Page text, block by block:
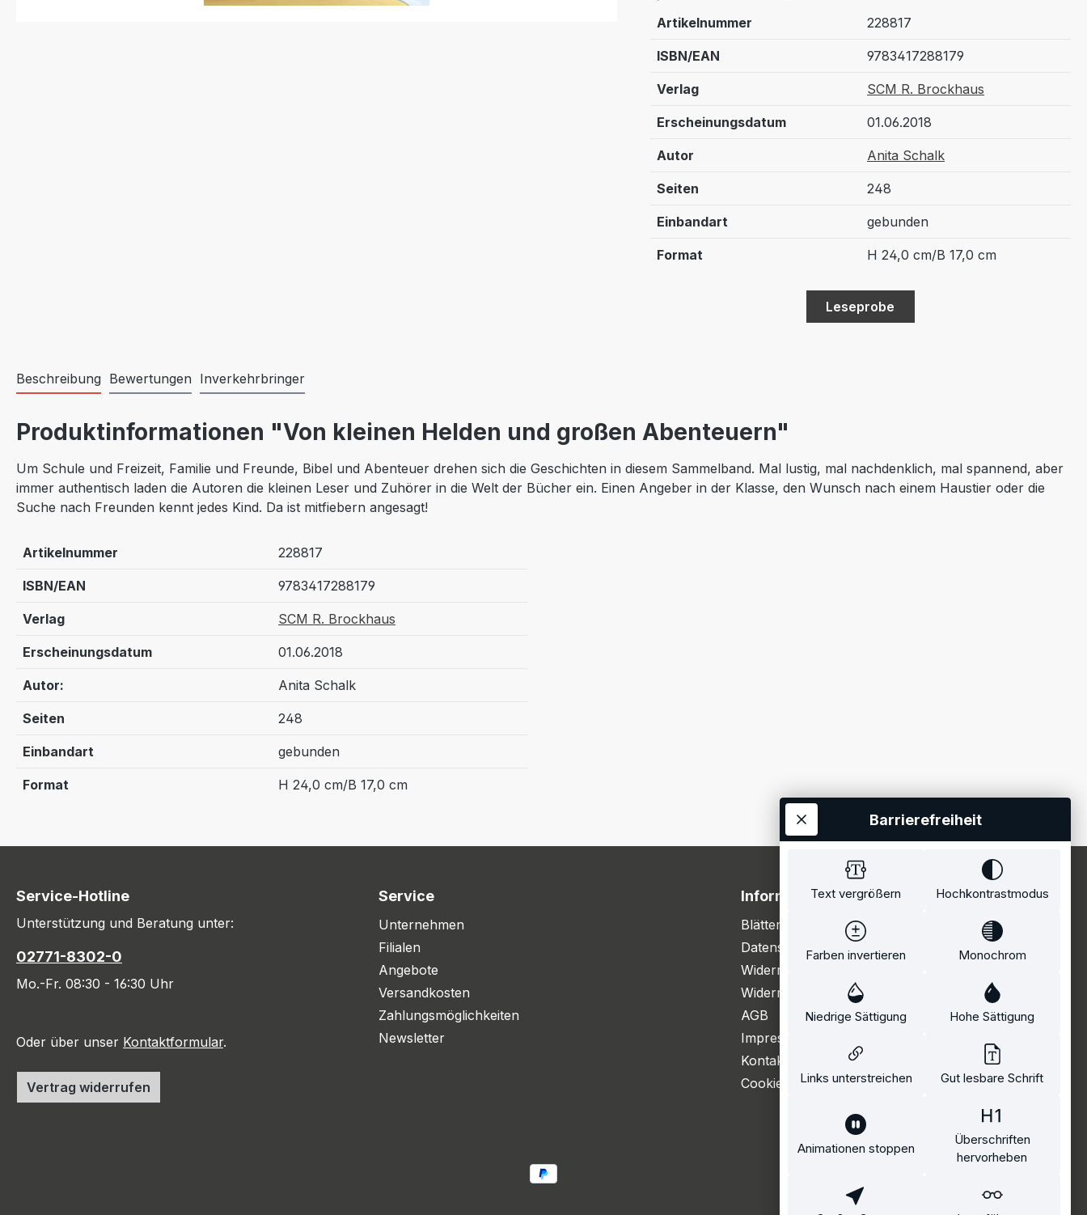
Artikelnummer 228817
ISBN/EAN 9783417288179
Verlag SCM R. Brockhaus
Erscheinungsdatum 01.06.2018
Autor Anita Schalk
Seiten 248
Einbandart gebunden
Format H 24,0 cm/B 17,0 cm
Leseprobe
Beschreibung Bewertungen Inverkehrbringer
Produktinformationen "Von kleinen Helden und großen Abenteuern"
Um Schule und Freizeit, Familie und Freunde, Bibel und Abenteuer drehen sich die Geschichten in diesem Sammelband. Mal lustig, mal nachdenklich, mal spannend, aber
immer authentisch laden die Autoren die kleinen Leser und Zuhörer in die Welt der Bücher ein. Einen Angeber in der Klasse, den Wunsch nach einem Haustier oder die
Suche nach Freunden kennt jedes Kind. Da ist mitfiebern angesagt!
Artikelnummer 228817
ISBN/EAN 9783417288179
Verlag SCM R. Brockhaus
Erscheinungsdatum 01.06.2018
Autor: Anita Schalk
Seiten 248
Einbandart gebunden
Format H 24,0 cm/B 17,0 cm
Service-Hotline
Unterstützung und Beratung unter:
02771-8302-0
Mo.-Fr. 08:30 - 16:30 Uhr
Oder über unser Kontaktformular.
Vertrag widerrufen
Service
Unternehmen
Filialen
Angebote
Versandkosten
Zahlungsmöglichkeiten
Newsletter
Information
Blätterkatalog
Datenschutzerklärung
Widerrufsbelehrung
Widerrufsformular
AGB
Impressum
Kontakt
Cookie Einstellungen
Text vergrößern Hochkontrastmodus
Farben invertieren Monochrom
Niedrige Sättigung Hohe Sättigung
Links unterstreichen Gut lesbare Schrift
Animationen stoppen
Überschriften
hervorheben
Barrierefreiheit